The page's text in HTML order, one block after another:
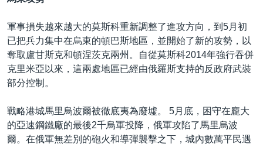
軍事損失越來越大的莫斯科重新調整了進攻方向，到5月初
已把兵力集中在烏東的頓巴斯地區，並開始了新的攻勢，以
奪取盧甘斯克和頓涅茨克兩州。自從莫斯科2014年強行吞併
克里米亞以來，這兩處地區已經由俄羅斯支持的反政府武裝
部分控制。
戰略港城馬里烏波爾被徹底夷為廢墟。 5月底，困守在龐大
的亞速鋼鐵廠的最後2千烏軍投降，俄軍攻陷了馬里烏波
爾。在俄軍無差別的砲火和導彈襲擊之下，城內數萬平民遇